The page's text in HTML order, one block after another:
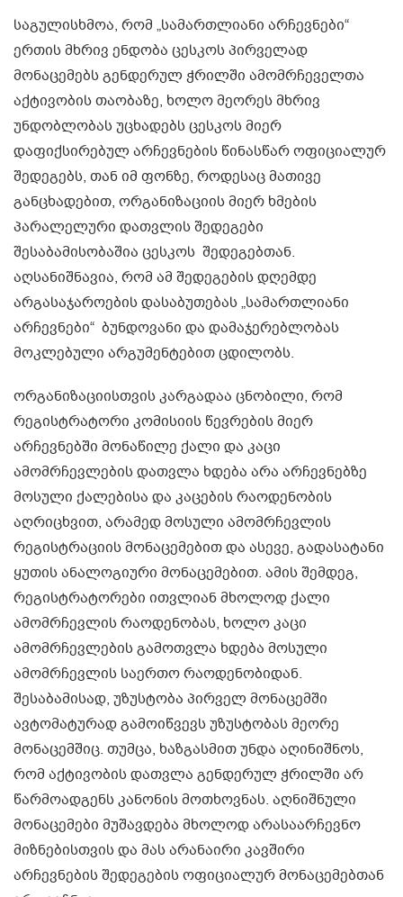
საგულისხმოა, რომ „სამართლიანი არჩევნები“
ერთის მხრივ ენდობა ცესკოს პირველად
მონაცემებს გენდერულ ჭრილში ამომრჩეველთა
აქტივობის თაობაზე, ხოლო მეორეს მხრივ
უნდობლობას უცხადებს ცესკოს მიერ
დაფიქსირებულ არჩევნების წინასწარ ოფიციალურ
შედეგებს, თან იმ ფონზე, როდესაც მათივე
განცხადებით, ორგანიზაციის მიერ ხმების
პარალელური დათვლის შედეგები
შესაბამისობაშია ცესკოს შედეგებთან.
აღსანიშნავია, რომ ამ შედეგების დღემდე
არგასაჯაროების დასაბუთებას „სამართლიანი
არჩევნები“ ბუნდოვანი და დამაჯერებლობას
მოკლებული არგუმენტებით ცდილობს.
ორგანიზაციისთვის კარგადაა ცნობილი, რომ
რეგისტრატორი კომისიის წევრების მიერ
არჩევნებში მონაწილე ქალი და კაცი
ამომრჩევლების დათვლა ხდება არა არჩევნებზე
მოსული ქალებისა და კაცების რაოდენობის
აღრიცხვით, არამედ მოსული ამომრჩევლის
რეგისტრაციის მონაცემებით და ასევე, გადასატანი
ყუთის ანალოგიური მონაცემებით. ამის შემდეგ,
რეგისტრატორები ითვლიან მხოლოდ ქალი
ამომრჩევლის რაოდენობას, ხოლო კაცი
ამომრჩევლების გამოთვლა ხდება მოსული
ამომრჩევლის საერთო რაოდენობიდან.
შესაბამისად, უზუსტობა პირველ მონაცემში
ავტომატურად გამოიწვევს უზუსტობას მეორე
მონაცემშიც. თუმცა, ხაზგასმით უნდა აღინიშნოს,
რომ აქტივობის დათვლა გენდერულ ჭრილში არ
წარმოადგენს კანონის მოთხოვნას. აღნიშნული
მონაცემები მუშავდება მხოლოდ არასაარჩევნო
მიზნებისთვის და მას არანაირი კავშირი
არჩევნების შედეგების ოფიციალურ მონაცემებთან